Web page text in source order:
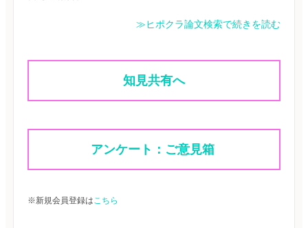
≫ヒポクラ論文検索で続きを読む
知見共有へ
アンケート：ご意見箱
※新規会員登録はこちら